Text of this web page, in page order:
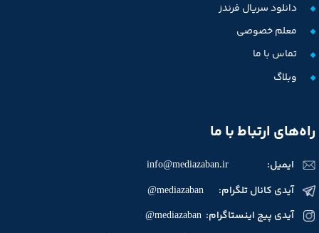
دانلود سریال فرندز
معلم خصوصی
تماس با ما
وبلاگ
راه‌های ارتباط با ما
ایمیل: info@mediazaban.ir
آیدی کانال تلگرام: mediazaban@
آیدی پیج اینستاگرام: mediazaban@